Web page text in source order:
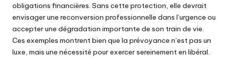
obligations financières. Sans cette protection, elle devrait
envisager une reconversion professionnelle dans l’urgence ou
accepter une dégradation importante de son train de vie.
Ces exemples montrent bien que la prévoyance n’est pas un
luxe, mais une nécessité pour exercer sereinement en libéral.